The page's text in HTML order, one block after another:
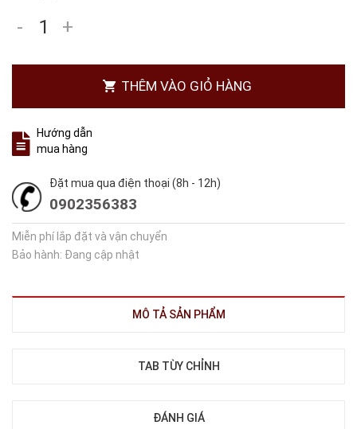
- +
THÊM VÀO GIỎ HÀNG
Hướng dẫn
mua hàng
Đặt mua qua điện thoại (8h - 12h)
0902356383
Miễn phí lắp đặt và vận chuyển
Bảo hành: Đang cập nhật
MÔ TẢ SẢN PHẨM
TAB TÙY CHỈNH
ĐÁNH GIÁ